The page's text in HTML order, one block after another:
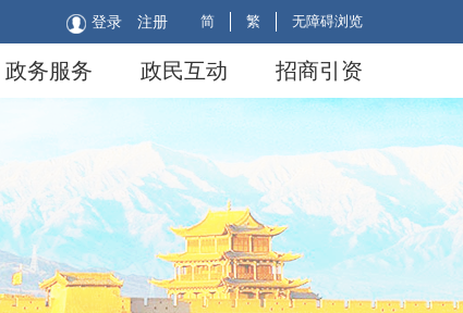
简 繁 无障碍浏览
登录 注册
政务服务 政民互动 招商引资